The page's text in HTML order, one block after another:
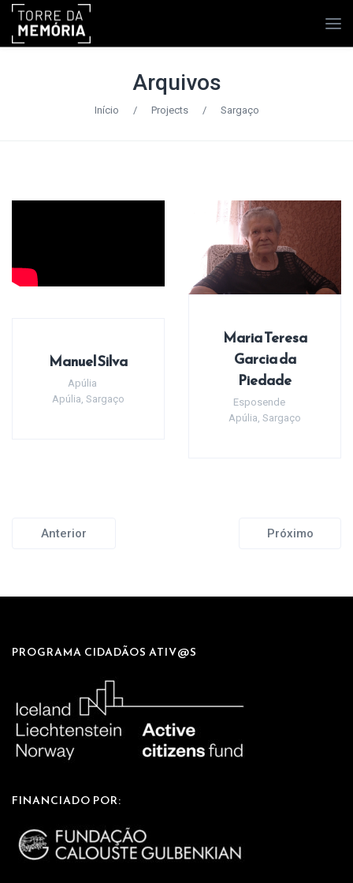
Arquivos
Início / Projects / Sargaço
Manuel Silva
Apúlia
Apúlia, Sargaço
Maria Teresa
Garcia da
Piedade
Esposende
Apúlia Sargaço
Anterior Próximo
PROGRAMA CIDADÃOS ATIV@S
FINANCIADO POR: